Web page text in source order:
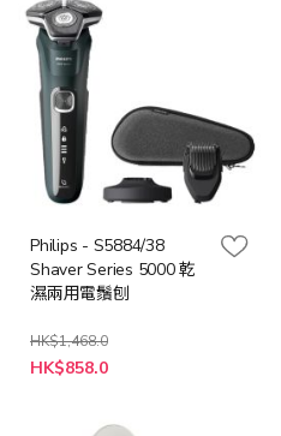
Philips - S5884/38
Shaver Series 5000 乾
濕兩用電鬚刨
HK$1,468.0
特
殊
HK$858.0